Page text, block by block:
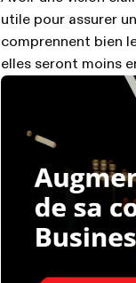
utile pour assurer
comprennent bien
elles seront moins